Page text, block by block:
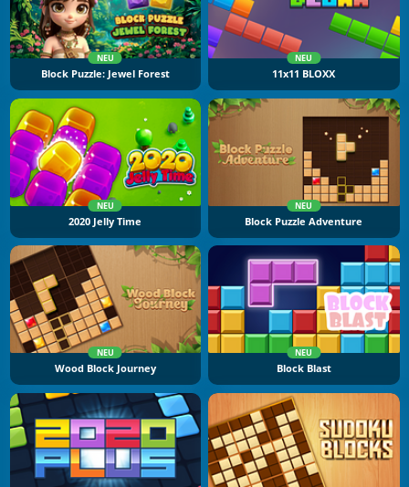
NEU
Block Puzzle: Jewel Forest
NEU
11x11 BLOXX
NEU
2020 Jelly Time
NEU
Block Puzzle Adventure
NEU
Wood Block Journey
NEU
Block Blast